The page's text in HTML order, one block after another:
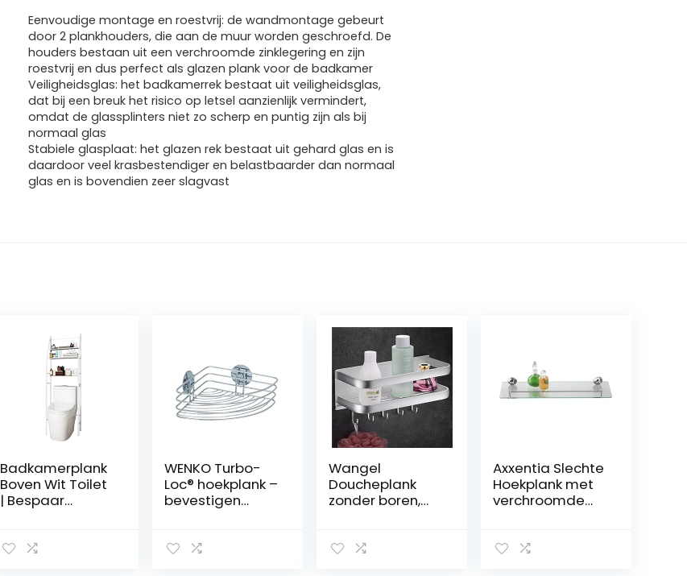
Eenvoudige montage en roestvrij: de wandmontage gebeurt
door 2 plankhouders, die aan de muur worden geschroefd. De
houders bestaan uit een verchroomde zinklegering en zijn
roestvrij en dus perfect als glazen plank voor de badkamer
Veiligheidsglas: het badkamerrek bestaat uit veiligheidsglas,
dat bij een breuk het risico op letsel aanzienlijk vermindert,
omdat de glassplinters niet zo scherp en puntig zijn als bij
normaal glas
Stabiele glasplaat: het glazen rek bestaat uit gehard glas en is
daardoor veel krasbestendiger en belastbaarder dan normaal
glas en is bovendien zeer slagvast
Badkamerplank
Boven Wit Toilet
| Bespaar
Waterdichte
WENKO Turbo-
Loc® hoekplank –
bevestigen
x 20 cm, chroom
Wangel
Doucheplank
zonder boren,
zelfklevend
Axxentia Slechte
Hoekplank met
verchroomde
hedendaags